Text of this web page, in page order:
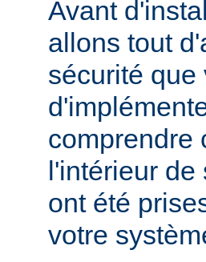
Avant
allons tout
sécurité que
comprendre
l'intérieur de
ont été
votre